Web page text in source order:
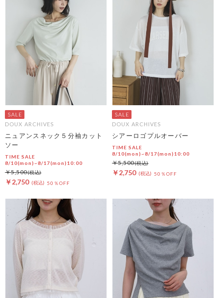
DOUX ARCHIVES
ニュアンスネック５分袖カット
ソー
TIME SALE
8/10(mon)~8/17(mon)10:00
￥2,750 50％OFF
￥5,500
DOUX ARCHIVES
シアーロゴプルオーバー
TIME SALE
8/10(mon)~8/17(mon)10:00
￥2,750 50％OFF
￥5,500